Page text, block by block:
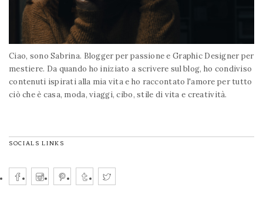
Ciao, sono Sabrina. Blogger per passione e Graphic Designer per
mestiere. Da quando ho iniziato a scrivere sul blog, ho condiviso
contenuti ispirati alla mia vita e ho raccontato l'amore per tutto
ciò che è casa, moda, viaggi, cibo, stile di vita e creatività.
SOCIALS LINKS